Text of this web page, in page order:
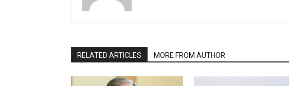
RELATED ARTICLES MORE FROM AUTHOR